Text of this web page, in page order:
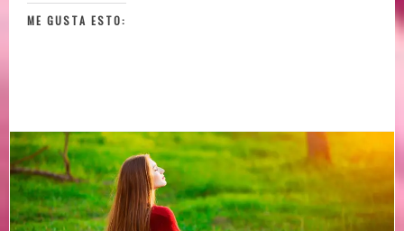
ME GUSTA ESTO: